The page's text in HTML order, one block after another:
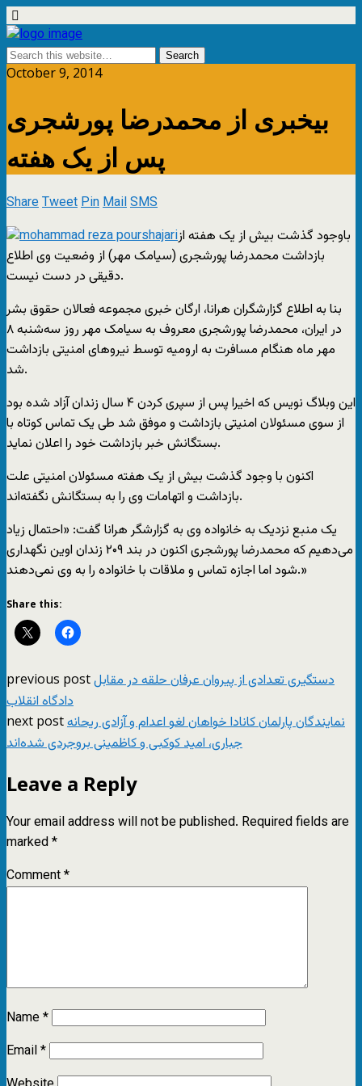
October 9, 2014
بیخبری از محمدرضا پورشجری
پس از یک هفته
ShareTweetPinMailSMS
باوجود گذشت بیش از یک هفته از
بازداشت محمدرضا پورشجری (سیامک مهر) از وضعیت وی اطلاع
دقیقی در دست نیست.
بنا به اطلاع گزارشگران هرانا، ارگان خبری مجموعه فعالان حقوق بشر
در ایران، محمدرضا پورشجری معروف به سیامک مهر روز سه‌شنبه ۸
مهر ماه هنگام مسافرت به ارومیه توسط نیروهای امنیتی بازداشت
شد.
این وبلاگ نویس که اخیرا پس از سپری کردن ۴ سال زندان آزاد شده بود
از سوی مسئولان امنیتی بازداشت و موفق شد طی یک تماس کوتاه با
بستگانش خبر بازداشت خود را اعلان نماید.
اکنون با وجود گذشت بیش از یک هفته مسئولان امنیتی علت
بازداشت و اتهامات وی را به بستگانش نگفته‌اند.
یک منبع نزدیک به خانواده وی به گزارشگر هرانا گفت: «احتمال زیاد
می‌دهیم که محمدرضا پورشجری اکنون در بند ۲۰۹ زندان اوین نگهداری
شود اما اجازه تماس و ملاقات با خانواده را به وی نمی‌دهند.»
Share this:
previous postدستگیری تعدادی از پیروان عرفان حلقه در مقابل
دادگاه انقلاب
next postنمایندگان پارلمان کانادا خواهان لغو اعدام و آزادی ریحانه
جباری، امید کوکبی و کاظمینی بروجردی شده‌اند
Leave a Reply
Your email address will not be published. Required fields are
marked*
Comment*
Name*
Email*